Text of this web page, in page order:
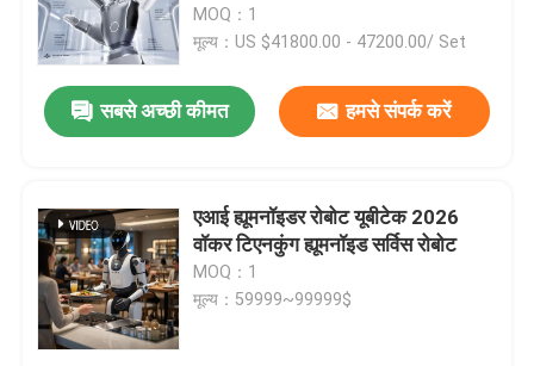
वेल्डिंग रोबोट बांह
पैलेटाइजिंग रोबोट आर्म
सीएनसी मशीन
रोबोट रैखिक ट्रैक
MOQ：1
मूल्य：US $41800.00 - 47200.00/ Set
सबसे अच्छी कीमत हमसे संपर्क करें
एआई ह्यूमनॉइडर रोबोट यूबीटेक 2026
वॉकर टिएनकुंग ह्यूमनॉइड सर्विस रोबोट
MOQ：1
मूल्य：59999~99999$